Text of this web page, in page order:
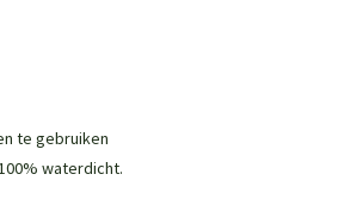
te gebruiken
waterdicht.